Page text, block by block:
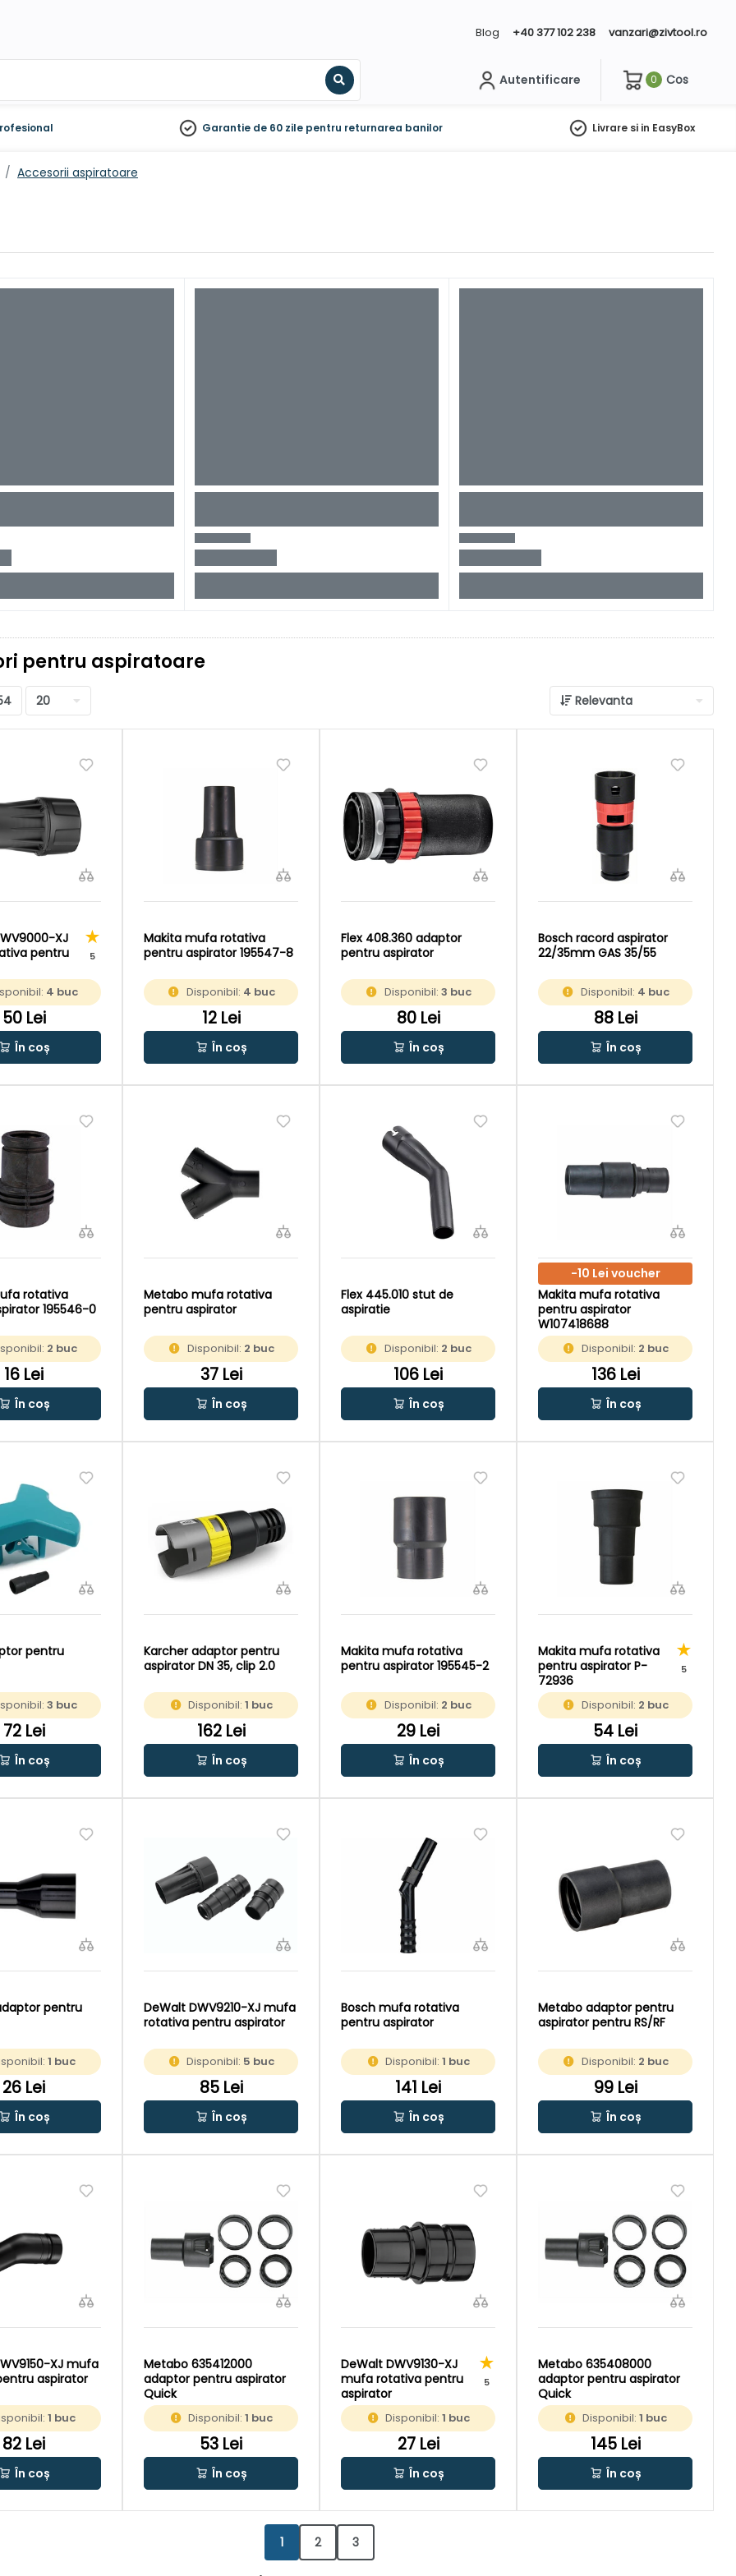
Blog +40 377 102 238 vanzari@zivtool.ro
Search
Autentificare 0 Cos
Garantie de 60 zile pentru returnarea banilor Livrare si in EasyBox
Accesorii aspiratoare
pentru aspiratoare
20 Relevanta
XJ
pentru
5
4 buc
50 Lei
În coș
Makita mufa rotativa
pentru aspirator 195547-8
Disponibil: 4 buc
12 Lei
În coș
Flex 408.360 adaptor
pentru aspirator
Disponibil: 3 buc
80 Lei
În coș
Bosch racord aspirator
22/35mm GAS 35/55
Disponibil: 4 buc
88 Lei
În coș
rotativa
195546-0
2 buc
16 Lei
În coș
Metabo mufa rotativa
pentru aspirator
Disponibil: 2 buc
37 Lei
În coș
Flex 445.010 stut de
aspiratie
Disponibil: 2 buc
106 Lei
În coș
-10 Lei voucher
Makita mufa rotativa
pentru aspirator
W107418688
Disponibil: 2 buc
136 Lei
În coș
pentru
3 buc
72 Lei
În coș
Karcher adaptor pentru
aspirator DN 35, clip 2.0
Disponibil:1 buc
162 Lei
În coș
Makita mufa rotativa
pentru aspirator 195545-2
Disponibil: 2 buc
29 Lei
În coș
Makita mufa rotativa
pentru aspirator P-
72936
5
Disponibil: 2 buc
54 Lei
În coș
pentru
1 buc
26 Lei
În coș
DeWalt DWV9210-XJ mufa
rotativa pentru aspirator
Disponibil: 5 buc
85 Lei
În coș
Bosch mufa rotativa
pentru aspirator
Disponibil:1 buc
141 Lei
În coș
Metabo adaptor pentru
aspirator pentru RS/RF
Disponibil: 2 buc
99 Lei
În coș
XJ mufa
aspirator
1 buc
82 Lei
În coș
Metabo 635412000
adaptor pentru aspirator
Quick
Disponibil:1 buc
53 Lei
În coș
DeWalt DWV9130-XJ
mufa rotativa pentru
aspirator
5
Disponibil:1 buc
27 Lei
În coș
Metabo 635408000
adaptor pentru aspirator
Quick
Disponibil:1 buc
145 Lei
În coș
1 2 3